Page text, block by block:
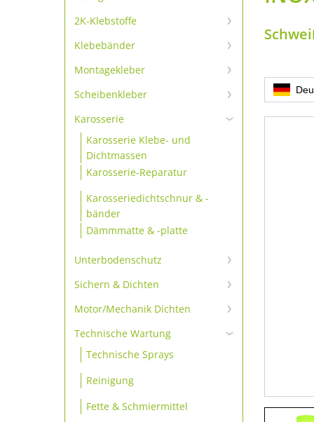
SpeedBond Klebesystem
Kontaktklebstoffe
Reiniger
2K-Klebstoffe
Universelle Reparatur
Metallreparatur
Klebebänder
TapeLine Klebebänder
Montagekleber
Kleben & Dichten
Scheibenkleber
Scheibenkleber-primerlos
Scheibenkleber-Set
Scheibenkleber
Scheibenkleber Zubehör
Karosserie
Karosserie Klebe- und
Dichtmassen
Karosserie-Reparatur
Karosseriedichtschnur & -
bänder
Dämmmatte & -platte
Unterbodenschutz
Unterbodenschutz &
Sichern & Dichten
Schrauben sichern
Sichern
Dichten
Gewindedichtungen
Motor/Mechanik Dichten
Motordichtmassen
Additive
Technische Wartung
Technische Sprays
Reinigung
Fette & Schmiermittel